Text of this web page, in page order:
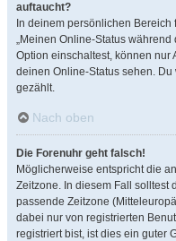
auftaucht?
In deinem persönlichen
„Meinen Online-Status
Option einschaltest, können nur
deinen Online-Status sehen.
gezählt.
Nach oben
Die Forenuhr geht falsch!
Möglicherweise entspricht die
Zeitzone. In diesem Fall solltest
passende Zeitzone
dabei nur von registrierten
registriert bist, ist dies ein guter